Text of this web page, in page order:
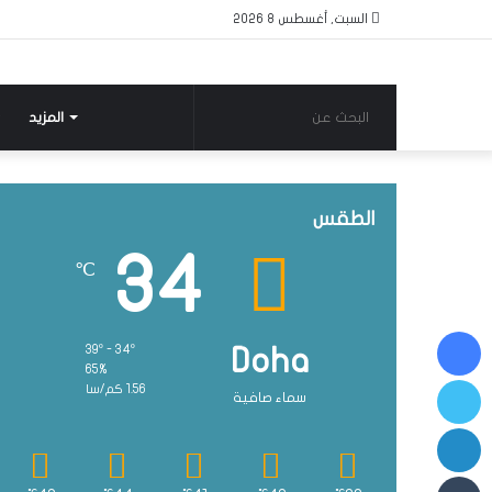
السبت, أغسطس 8 2026
المزيد البحث
عن
الطقس
Doha
سماء صافية
34
℃
65%
1.56 كم/سا
فيسبوك
تويتر
لينكدإن